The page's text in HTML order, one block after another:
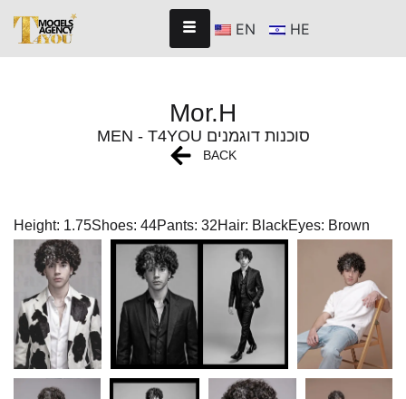
EN HE
Mor.H
MEN - T4YOU סוכנות דוגמנים
BACK
Height: 1.75Shoes: 44Pants: 32Hair: BlackEyes: Brown